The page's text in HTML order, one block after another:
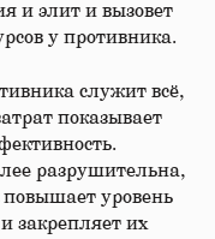
и элит и вызовет
у противника.
служит всё,
показывает
разрушительна,
повышает уровень
закрепляет их